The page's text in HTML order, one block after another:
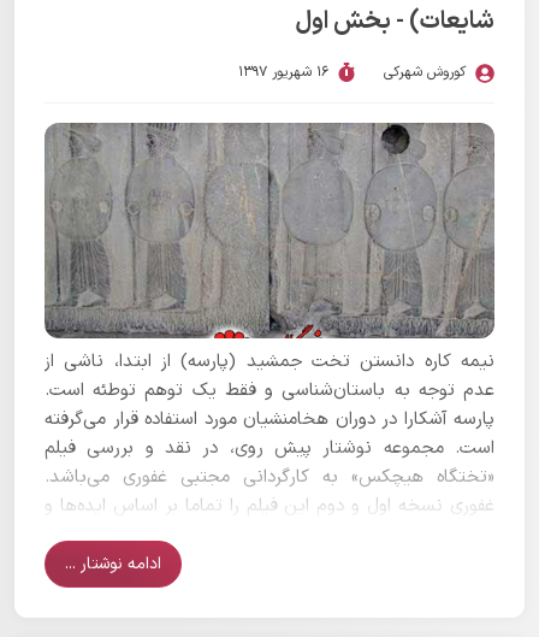
شایعات) - بخش اول
کوروش شهرکی 16 شهریور 1397
نیمه کاره دانستن تخت جمشید (پارسه) از ابتدا، ناشی از
عدم توجه به باستان‌شناسی و فقط یک توهم توطئه است.
پارسه آشکارا در دوران هخامنشیان مورد استفاده قرار می‌گرفته
است. مجموعه نوشتار پیش روی، در نقد و بررسی فیلم
«تختگاه هیچکس» به کارگردانی مجتبی غفوری می‌باشد.
غفوری نسخه اول و دوم این فیلم را تماما بر اساس ایده‌ها و
نظریات ناصر پورپیرار درباره تخت جمشید ساخته است.
هرچند که در نسخه دوم این فیلم کارگردان تمرکز خاصی بر
روی حذف مصاحبه‌های پورپیرار و حتی حذف نام او داشته
است. اما گفته‌های غالب این دو نسخه یک چیز و آن هم
ادامه نوشتار ...